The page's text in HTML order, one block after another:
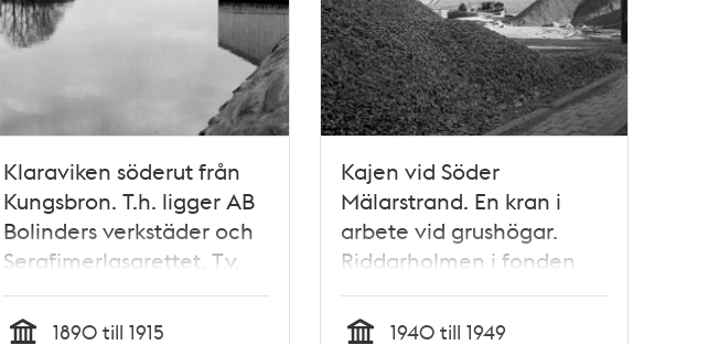
Klaraviken söderut från
Kungsbron. T.h. ligger AB
Bolinders verkstäder och
Serafimerlasarettet. T.v.
Bryggargatans mynning
1890 till 1915
Kajen vid Söder
Mälarstrand. En kran i
arbete vid grushögar.
Riddarholmen i fonden
1940 till 1949